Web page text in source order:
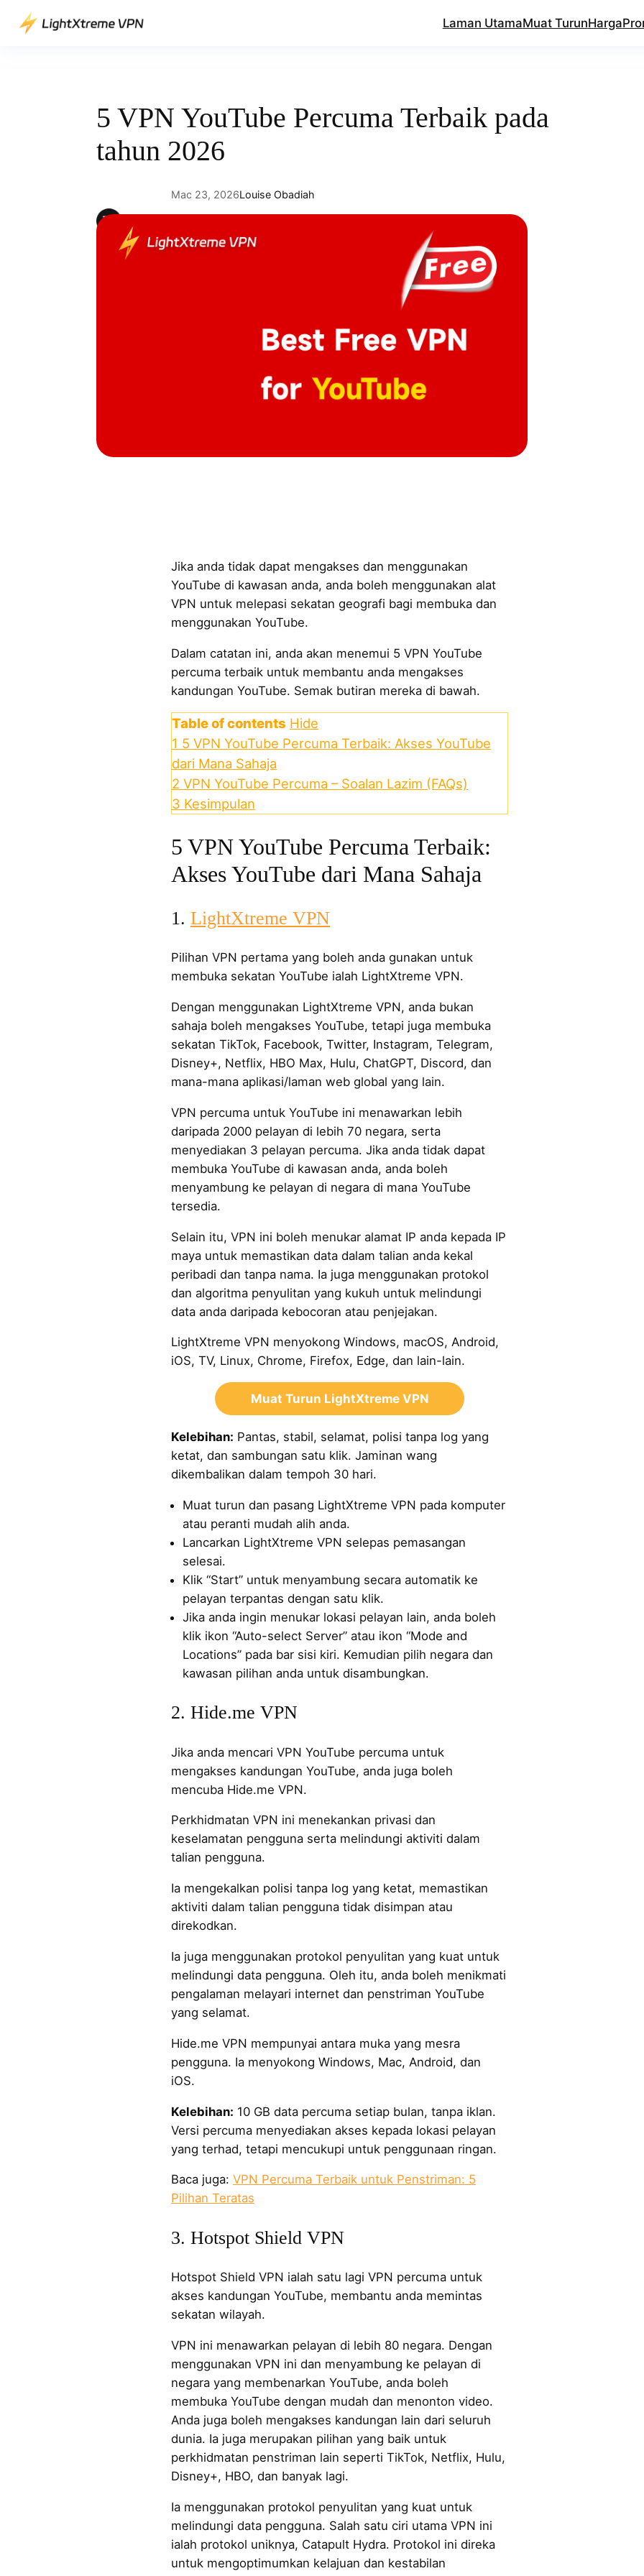
Laman UtamaMuat TurunHarga
5 VPN YouTube Percuma Terbaik pada
tahun 2026
Mac 23, 2026Louise Obadiah
Jika anda tidak dapat mengakses dan menggunakan
YouTube di kawasan anda, anda boleh menggunakan alat
VPN untuk melepasi sekatan geografi bagi membuka dan
menggunakan YouTube.
Dalam catatan ini, anda akan menemui 5 VPN YouTube
percuma terbaik untuk membantu anda mengakses
kandungan YouTube. Semak butiran mereka di bawah.
Table of contents Hide
1 5 VPN YouTube Percuma Terbaik: Akses YouTube
dari Mana Sahaja
2 VPN YouTube Percuma – Soalan Lazim (FAQs)
3 Kesimpulan
5 VPN YouTube Percuma Terbaik:
Akses YouTube dari Mana Sahaja
1. LightXtreme VPN
Pilihan VPN pertama yang boleh anda gunakan untuk
membuka sekatan YouTube ialah LightXtreme VPN.
Dengan menggunakan LightXtreme VPN, anda bukan
sahaja boleh mengakses YouTube, tetapi juga membuka
sekatan TikTok, Facebook, Twitter, Instagram, Telegram,
Disney+, Netflix, HBO Max, Hulu, ChatGPT, Discord, dan
mana-mana aplikasi/laman web global yang lain.
VPN percuma untuk YouTube ini menawarkan lebih
daripada 2000 pelayan di lebih 70 negara, serta
menyediakan 3 pelayan percuma. Jika anda tidak dapat
membuka YouTube di kawasan anda, anda boleh
menyambung ke pelayan di negara di mana YouTube
tersedia.
Selain itu, VPN ini boleh menukar alamat IP anda kepada IP
maya untuk memastikan data dalam talian anda kekal
peribadi dan tanpa nama. Ia juga menggunakan protokol
dan algoritma penyulitan yang kukuh untuk melindungi
data anda daripada kebocoran atau penjejakan.
LightXtreme VPN menyokong Windows, macOS, Android,
iOS, TV, Linux, Chrome, Firefox, Edge, dan lain-lain.
Muat Turun LightXtreme VPN
Kelebihan: Pantas, stabil, selamat, polisi tanpa log yang
ketat, dan sambungan satu klik. Jaminan wang
dikembalikan dalam tempoh 30 hari.
Muat turun dan pasang LightXtreme VPN pada komputer
atau peranti mudah alih anda.
Lancarkan LightXtreme VPN selepas pemasangan
selesai.
Klik “Start” untuk menyambung secara automatik ke
pelayan terpantas dengan satu klik.
Jika anda ingin menukar lokasi pelayan lain, anda boleh
klik ikon “Auto-select Server” atau ikon “Mode and
Locations” pada bar sisi kiri. Kemudian pilih negara dan
kawasan pilihan anda untuk disambungkan.
2. Hide.me VPN
Jika anda mencari VPN YouTube percuma untuk
mengakses kandungan YouTube, anda juga boleh
mencuba Hide.me VPN.
Perkhidmatan VPN ini menekankan privasi dan
keselamatan pengguna serta melindungi aktiviti dalam
talian pengguna.
Ia mengekalkan polisi tanpa log yang ketat, memastikan
aktiviti dalam talian pengguna tidak disimpan atau
direkodkan.
Ia juga menggunakan protokol penyulitan yang kuat untuk
melindungi data pengguna. Oleh itu, anda boleh menikmati
pengalaman melayari internet dan penstriman YouTube
yang selamat.
Hide.me VPN mempunyai antara muka yang mesra
pengguna. Ia menyokong Windows, Mac, Android, dan
iOS.
Kelebihan: 10 GB data percuma setiap bulan, tanpa iklan.
Versi percuma menyediakan akses kepada lokasi pelayan
yang terhad, tetapi mencukupi untuk penggunaan ringan.
Baca juga: VPN Percuma Terbaik untuk Penstriman: 5
Pilihan Teratas
3. Hotspot Shield VPN
Hotspot Shield VPN ialah satu lagi VPN percuma untuk
akses kandungan YouTube, membantu anda memintas
sekatan wilayah.
VPN ini menawarkan pelayan di lebih 80 negara. Dengan
menggunakan VPN ini dan menyambung ke pelayan di
negara yang membenarkan YouTube, anda boleh
membuka YouTube dengan mudah dan menonton video.
Anda juga boleh mengakses kandungan lain dari seluruh
dunia. Ia juga merupakan pilihan yang baik untuk
perkhidmatan penstriman lain seperti TikTok, Netflix, Hulu,
Disney+, HBO, dan banyak lagi.
Ia menggunakan protokol penyulitan yang kuat untuk
melindungi data pengguna. Salah satu ciri utama VPN ini
ialah protokol uniknya, Catapult Hydra. Protokol ini direka
untuk mengoptimumkan kelajuan dan kestabilan